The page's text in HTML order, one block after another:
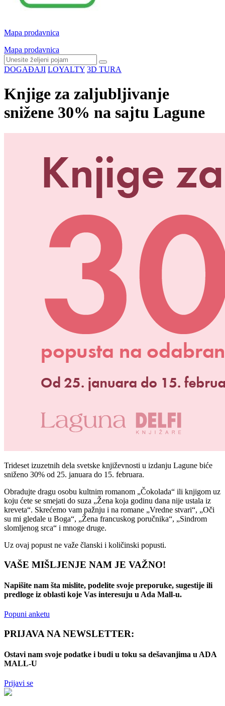
Mapa prodavnica
Mapa prodavnica
DOGAĐAJI LOYALTY 3D TURA
Knjige za zaljubljivanje
snižene 30% na sajtu Lagune
Trideset izuzetnih dela svetske književnosti u izdanju Lagune biće
sniženo 30% od 25. januara do 15. februara.
Obradujte dragu osobu kultnim romanom „Čokolada“ ili knjigom uz
koju ćete se smejati do suza „Žena koja godinu dana nije ustala iz
kreveta“. Skrećemo vam pažnju i na romane „Vredne stvari“, „Oči
su mi gledale u Boga“, „Žena francuskog poručnika“, „Sindrom
slomljenog srca“ i mnoge druge.
Uz ovaj popust ne važe članski i količinski popusti.
VAŠE MIŠLJENJE NAM JE VAŽNO!
Napišite nam šta mislite, podelite svoje preporuke, sugestije ili
predloge iz oblasti koje Vas interesuju u Ada Mall-u.
Popuni anketu
PRIJAVA NA NEWSLETTER:
Ostavi nam svoje podatke i budi u toku sa dešavanjima u ADA
MALL-U
Prijavi se